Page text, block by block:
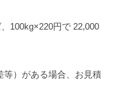
100kg×220円で 22,000
）がある場合、お見積